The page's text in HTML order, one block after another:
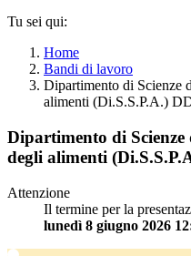
Tu sei qui:
Home
Bandi di lavoro
Dipartimento di Scienze
alimenti (Di.S.S.P.A.)
Dipartimento di Scienze
degli alimenti
Attenzione
Il termine per la
lunedì 8 giugno 2026